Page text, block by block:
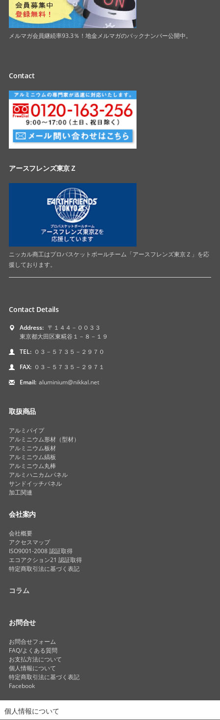
メルマガ会員継続率93.3％！地金メルマガのバックナンバー公開中。
Contact
アースフレンズ東京Ｚ
ニッカル商工はプロバスケットボールチーム「アースフレンズ東京Ｚ」を応
援しております。
Contact Details
Address: 〒１４４－００３３
東京都大田区東糀谷１－８－１９
TEL: ０３－５７３５－２９７０
FAX: ０３－５７３５－２９７１
Email: aluminium@nikkal.net
取扱商品
アルミパイプ
アルミニウム形材（型材）
アルミニウム板材
アルミニウム縞板
アルミニウム丸棒
アルミハニカムパネル
サンドイッチパネル
加工関連
会社案内
会社概要
アクセスマップ
ISO9001-2008 認証取得
エコアクション21 認証取得
特定商取引法に基づく表記
コラム
お問合せ
お問合せフォーム
FAQ/よくある質問
お支払方法について
個人情報について
特定商取引法に基づく表記
Facebook
個人情報について